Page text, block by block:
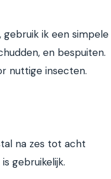
ik een simpele
en bespuiten.
nuttige insecten.
na zes tot acht
gebruikelijk.